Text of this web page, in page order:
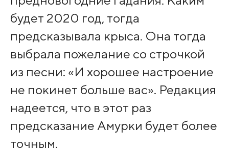
будет 2020 год, тогда
предсказывала крыса. Она тогда
выбрала пожелание со строчкой
из песни: «И хорошее настроение
не покинет больше вас». Редакция
надеется, что в этот раз
предсказание Амурки будет более
точным.